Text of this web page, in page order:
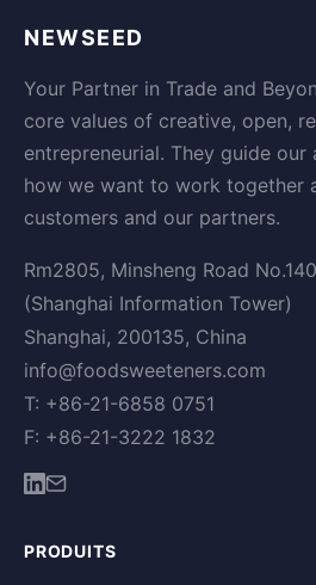
NEWSEED
Your Partner in Trade and
core values of creative, open,
entrepreneurial. They guide
how we want to work together
customers and our partners.
Rm2805, Minsheng Road
(Shanghai Information Tower)
Shanghai, 200135, China
info@foodsweeteners.com
T: +86-21-6858 0751
F: +86-21-3222 1832
PRODUITS